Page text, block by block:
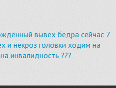
вывех бедра сейчас 7
и некроз головки ходим на
инвалидность ???